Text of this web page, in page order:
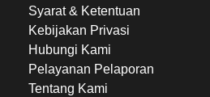
Syarat & Ketentuan
Kebijakan Privasi
Hubungi Kami
Pelayanan Pelaporan
Tentang Kami